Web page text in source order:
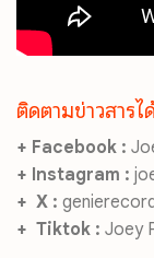
ติดตามข่าวสารไ
+ Facebook :
+ Instagram :
+ X :
+ Tiktok : Joey